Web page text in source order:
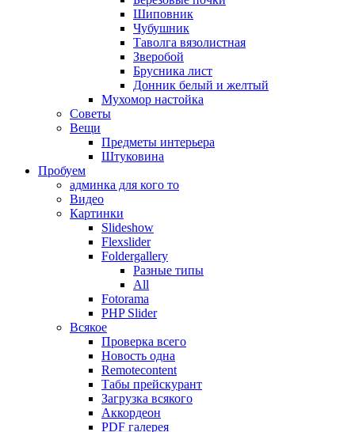
Шиповник
Чубушник
Таволга вязолистная
Зверобой
Брусника лист
Донник белый и желтый
Мухомор настойка
Советы
Вещи
Предметы интерьера
Штуковина
Пробуем
админка для кого то
Видео
Картинки
Slideshow
Flexslider
Foldergallery
Разные типы
All
Fotorama
PHP Slider
Всякое
Проверка всего
Новость одна
Remotecontent
Табы прейскурант
Загрузка всякого
Аккордеон
PDF галерея